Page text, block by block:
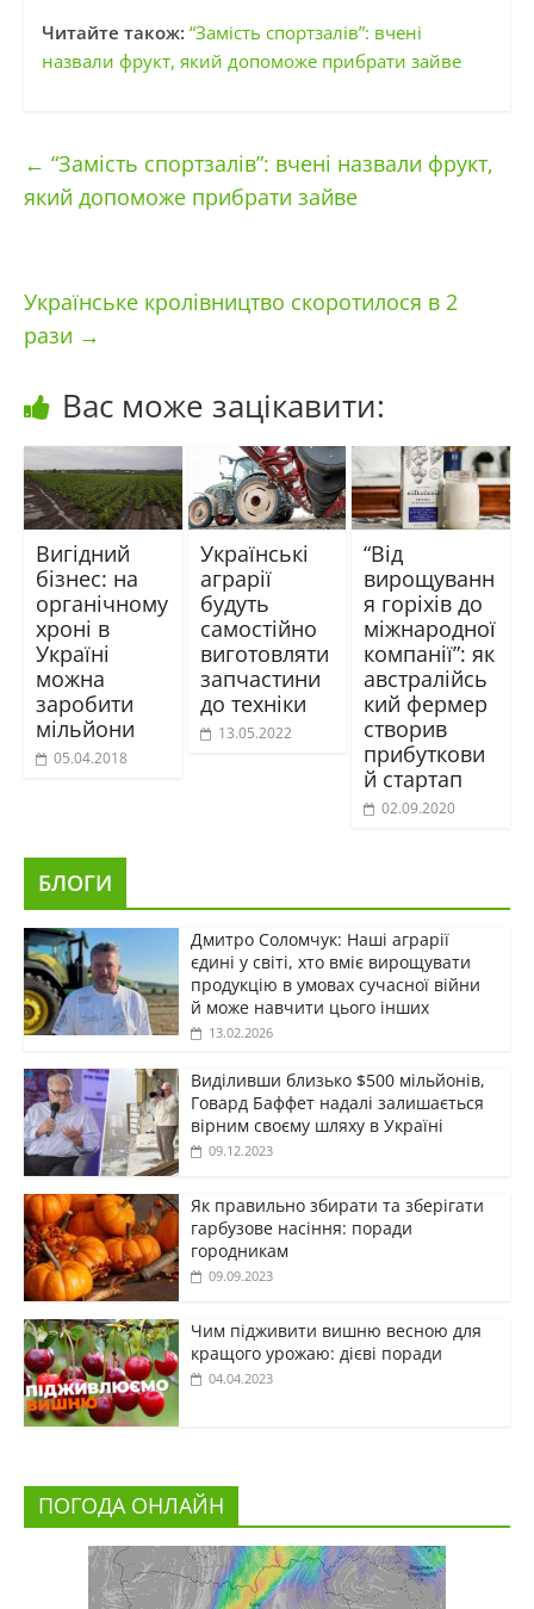
Читайте також: “Замість спортзалів”: вчені
назвали фрукт, який допоможе прибрати зайве
← “Замість спортзалів”: вчені назвали фрукт,
який допоможе прибрати зайве
Українське кролівництво скоротилося в 2
рази →
Вас може зацікавити:
Вигідний
бізнес: на
органічному
хроні в
Україні
можна
заробити
мільйони
05.04.2018
Українські
аграрії
будуть
самостійно
виготовляти
запчастини
до техніки
13.05.2022
“Від
вирощуванн
я горіхів до
міжнародної
компанії”: як
австралійсь
кий фермер
створив
прибуткови
й стартап
02.09.2020
БЛОГИ
Дмитро Соломчук: Наші аграрії
єдині у світі, хто вміє вирощувати
продукцію в умовах сучасної війни
й може навчити цього інших
13.02.2026
Виділивши близько $500 мільйонів,
Говард Баффет надалі залишається
вірним своєму шляху в Україні
09.12.2023
Як правильно збирати та зберігати
гарбузове насіння: поради
городникам
09.09.2023
Чим підживити вишню весною для
кращого урожаю: дієві поради
04.04.2023
ПОГОДА ОНЛАЙН